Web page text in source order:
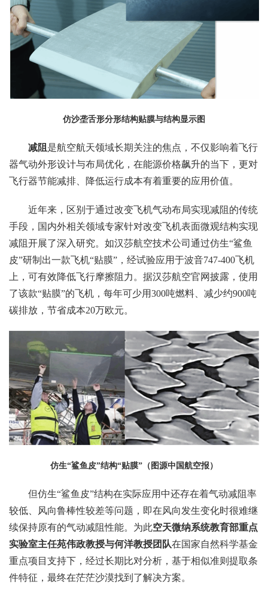
仿沙垄舌形分形结构贴膜与结构显示图
减阻 是航空航天领域长期关注的焦点，不仅影响着飞行
器气动外形设计与布局优化，在能源价格飙升的当下，更对
飞行器节能减排、降低运行成本有着重要的应用价值。
近年来，区别于通过改变飞机气动布局实现减阻的传统
手段，国内外相关领域专家针对改变飞机表面微观结构实现
减阻开展了深入研究。如汉莎航空技术公司通过仿生“鲨鱼
皮”研制出一款飞机“贴膜”，经试验应用于波音747-400飞机
上，可有效降低飞行摩擦阻力。据汉莎航空官网披露，使用
了该款“贴膜”的飞机，每年可少用300吨燃料、减少约900吨
碳排放，节省成本20万欧元。
仿生“鲨鱼皮”结构“贴膜”（图源中国航空报）
但仿生“鲨鱼皮”结构在实际应用中还存在着气动减阻率
较低、风向鲁棒性较差等问题，即在风向发生变化时很难继
续保持原有的气动减阻性能。为此空天微纳系统教育部重点
实验室主任苑伟政教授与何洋教授团队在国家自然科学基金
重点项目支持下，经过长期比对分析，基于相似准则提取条
件特征，最终在茫茫沙漠找到了解决方案。